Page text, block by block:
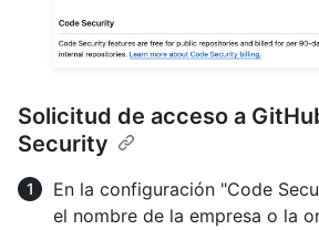
Solicitud de acceso a
Security
En la configuración "Code
el nombre de la empresa o la